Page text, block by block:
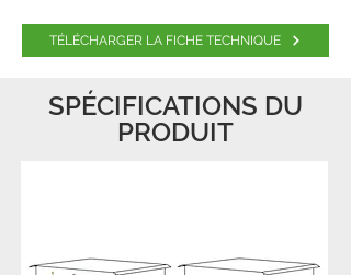
TÉLÉCHARGER LA FICHE TECHNIQUE
SPÉCIFICATIONS DU
PRODUIT